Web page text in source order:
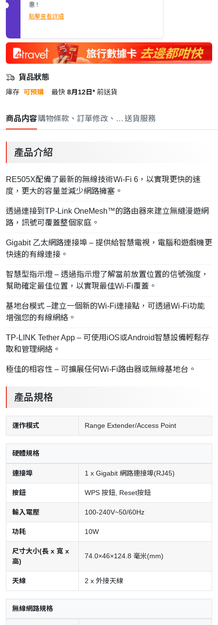
惠！
點擊查看詳細
貨品狀態
庫存 可預購 最快 8月12日* 前送貨
商品内容購物條款、訂單修改、取消與退款政策
送貨服務
產品介紹
RE505X配備了最新的無線技術Wi-Fi 6，以實現更快的速
度，更大的容量並減少網路擁塞。
透過連接到TP-Link OneMesh™的路由器來建立無縫漫遊網
路，訊號可覆蓋整個家庭。
Gigabit 乙太網路連接埠 – 提供給智慧電視，電腦和遊戲機更
快速的有線連接。
智慧型指示燈 – 透過指示燈了解當前放置位置的信號強度，
幫助確定最佳位置，以實現最佳Wi-Fi覆蓋。
基地台模式 –建立一個新的Wi-Fi連接點，可透過Wi-Fi功能
增強您的有線網絡。
TP-LINK Tether App – 可使用iOS或Android智慧設備輕鬆存
取和管理網絡。
極佳的相容性 – 可擴展任何Wi-Fi路由器或無線基地台。
產品規格
運作模式 Range Extender/Access Point
硬體規格
連接埠 1 x Gigabit 網路連接埠(RJ45)
按鈕 WPS 按鈕, Reset按鈕
輸入電壓 100-240V~50/60Hz
功耗 10W
尺寸大小(長 x 寬 x
高)
74.0×46×124.8 毫米(mm)
天線 2 x 外接天線
無線網路規格